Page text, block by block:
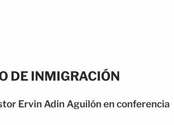
DE INMIGRACIÓN
Ervin Adin Aguilón en conferencia